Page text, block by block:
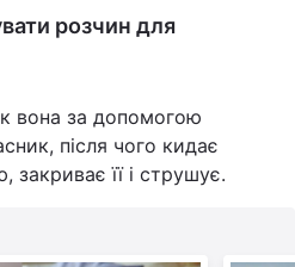
розчин для
вона за допомогою
після чого кидає
її і струшує.